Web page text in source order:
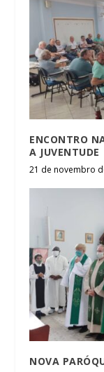
ENCONTRO
A JUVENTUDE
21 de novembro
NOVA